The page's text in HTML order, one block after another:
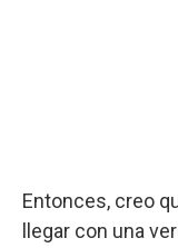
Entonces, creo
llegar con una